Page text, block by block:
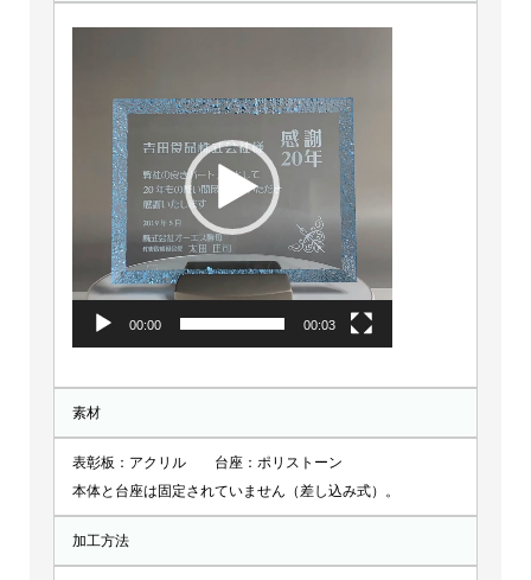
00:00 00:03
素材
表彰板：アクリル 台座：ポリストーン
本体と台座は固定されていません（差し込み式）。
加工方法